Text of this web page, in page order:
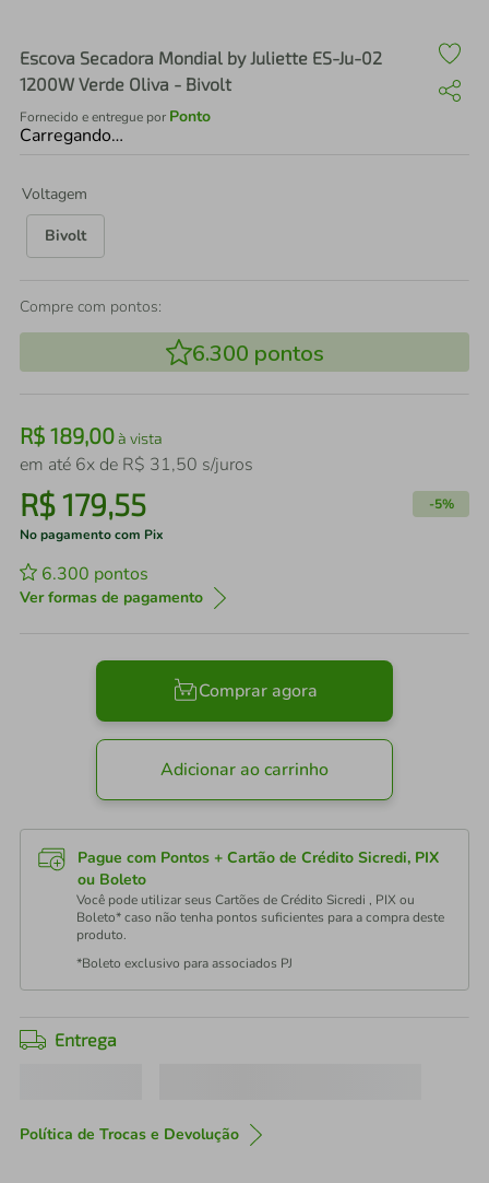
Escova Secadora Mondial by Juliette ES-Ju-02
1200W Verde Oliva - Bivolt
Fornecido e entregue por Ponto
Carregando…
Voltagem
Bivolt
Compre com pontos:
6.300 pontos
R$ 189,00à vista
em até 6x de R$ 31,50 s/juros
R$179,55 -5%
No pagamento com Pix
6.300 pontos
Ver formas de pagamento
Comprar agora
Adicionar ao carrinho
Pague com Pontos + Cartão de Crédito Sicredi, PIX
ou Boleto
Você pode utilizar seus Cartões de Crédito Sicredi , PIX ou
Boleto* caso não tenha pontos suficientes para a compra deste
produto.
*Boleto exclusivo para associados PJ
Entrega
Política de Trocas e Devolução